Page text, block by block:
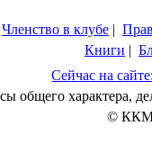
Членство в клубе |
Книги |
Сейчас на
общего характера,
© ККМ